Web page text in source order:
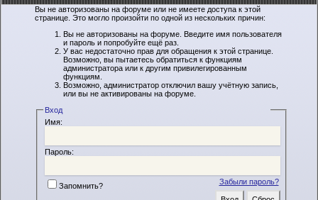
Вы не авторизованы на форуме или не имеете доступа к этой
странице. Это могло произойти по одной из нескольких причин:
Вы не авторизованы на форуме. Введите имя пользователя
и пароль и попробуйте ещё раз.
У вас недостаточно прав для обращения к этой странице.
Возможно, вы пытаетесь обратиться к функциям
администратора или к другим привилегированным
функциям.
Возможно, администратор отключил вашу учётную запись,
или вы не активированы на форуме.
Вход
Имя:
Пароль:
Забыли пароль?
Запомнить?